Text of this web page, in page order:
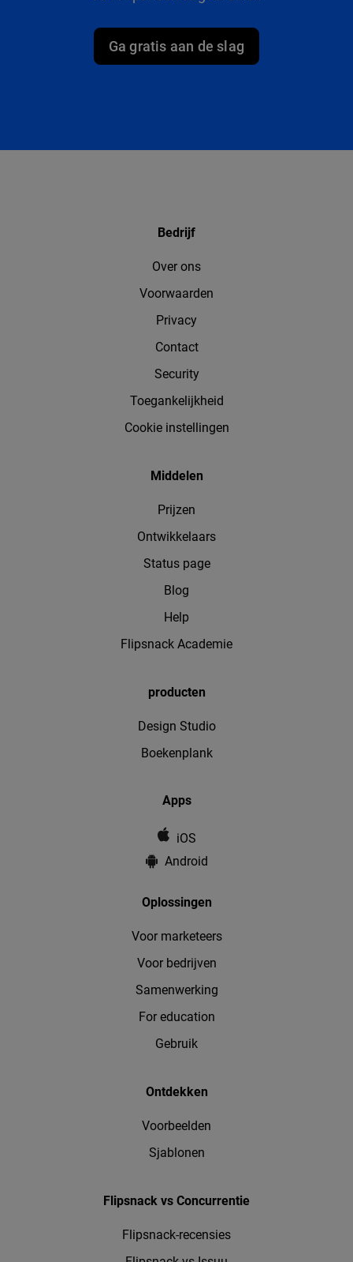
Ga gratis aan de slag
Bedrijf
Over ons
Voorwaarden
Privacy
Contact
Security
Toegankelijkheid
Cookie instellingen
Middelen
Prijzen
Ontwikkelaars
Status page
Blog
Help
Flipsnack Academie
producten
Design Studio
Boekenplank
Apps
iOS
Android
Oplossingen
Voor marketeers
Voor bedrijven
Samenwerking
For education
Gebruik
Ontdekken
Voorbeelden
Sjablonen
Flipsnack vs Concurrentie
Flipsnack-recensies